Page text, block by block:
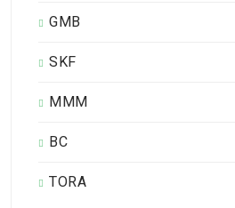
GMB
SKF
MMM
BC
TORA